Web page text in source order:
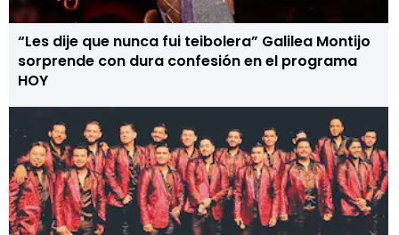
“Les dije que nunca fui teibolera” Galilea Montijo
sorprende con dura confesión en el programa
HOY